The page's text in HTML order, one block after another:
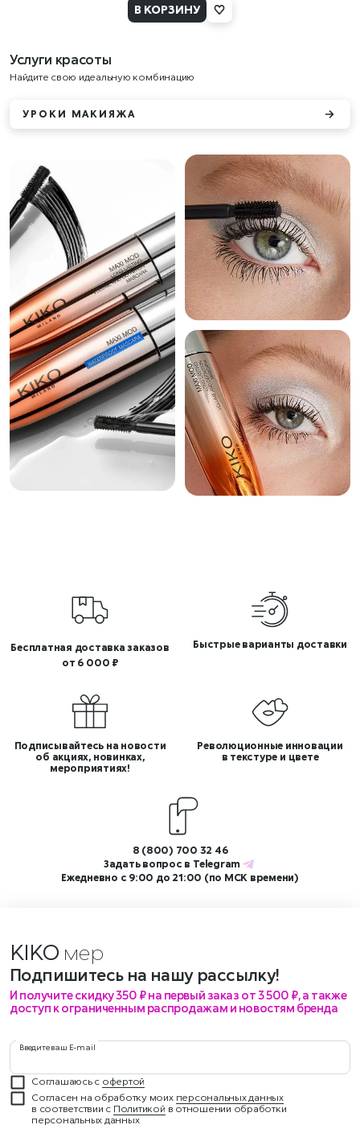
В КОРЗИНУ
Услуги красоты
Найдите свою идеальную комбинацию
УРОКИ МАКИЯЖА
Бесплатная доставка заказов
от 6 000 ₽
Быстрые варианты доставки
Подписывайтесь на новости
об акциях, новинках,
мероприятиях!
Революционные инновации
в текстуре и цвете
8 (800) 700 32 46
Задать вопрос в Telegram
Ежедневно с 9:00 до 21:00 (по МСК времени)
KIKO мероприятия
Подпишитесь на нашу рассылку!
И получите скидку 350 ₽ на первый заказ от 3 500 ₽, а также
доступ к ограниченным распродажам и новостям бренда
Введите ваш E-mail
Соглашаюсь с офертой
Согласен на обработку моих персональных данных
в соответствии с Политикой в отношении обработки
персональных данных